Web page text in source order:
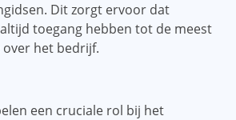
Dit zorgt ervoor dat
toegang hebben tot de meest
het bedrijf.
een cruciale rol bij het